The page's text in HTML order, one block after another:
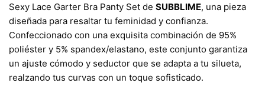
Sexy Lace Garter Bra Panty Set de SUBBLIME, una pieza
diseñada para resaltar tu feminidad y confianza.
Confeccionado con una exquisita combinación de 95%
poliéster y 5% spandex/elastano, este conjunto garantiza
un ajuste cómodo y seductor que se adapta a tu silueta,
realzando tus curvas con un toque sofisticado.